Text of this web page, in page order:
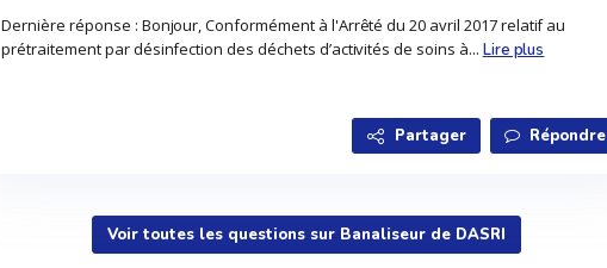
Dernière réponse : Bonjour, Conformément à l'Arrêté du 20 avril 2017 relatif au
prétraitement par désinfection des déchets d’activités de soins à... Lire plus
Partager Répondre
Voir toutes les questions sur Banaliseur de DASRI